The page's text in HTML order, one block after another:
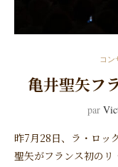
コン
亀井聖矢フ
par
昨7月28日、ラ・ロッ
聖矢がフランス初の